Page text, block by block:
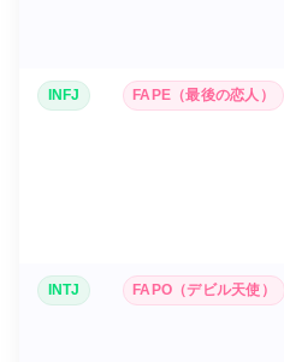
INFJ FAPE（最後の恋人）
INTJ FAPO（デビル天使）